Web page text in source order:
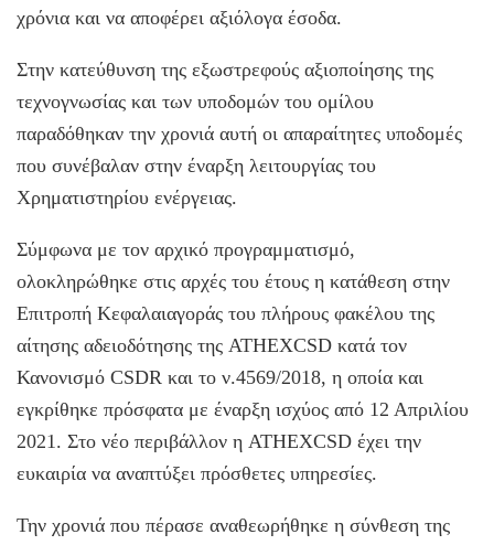
χρόνια και να αποφέρει αξιόλογα έσοδα.
Στην κατεύθυνση της εξωστρεφούς αξιοποίησης της
τεχνογνωσίας και των υποδομών του ομίλου
παραδόθηκαν την χρονιά αυτή οι απαραίτητες υποδομές
που συνέβαλαν στην έναρξη λειτουργίας του
Χρηματιστηρίου ενέργειας.
Σύμφωνα με τον αρχικό προγραμματισμό,
ολοκληρώθηκε στις αρχές του έτους η κατάθεση στην
Επιτροπή Κεφαλαιαγοράς του πλήρους φακέλου της
αίτησης αδειοδότησης της ATHΕΧCSD κατά τον
Κανονισμό CSDR και το ν.4569/2018, η οποία και
εγκρίθηκε πρόσφατα με έναρξη ισχύος από 12 Απριλίου
2021. Στο νέο περιβάλλον η ATHEXCSD έχει την
ευκαιρία να αναπτύξει πρόσθετες υπηρεσίες.
Την χρονιά που πέρασε αναθεωρήθηκε η σύνθεση της